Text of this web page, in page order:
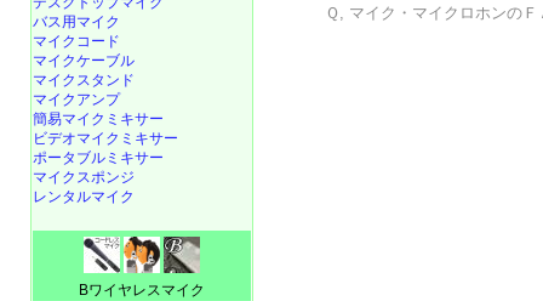
Ｑ
マイク・マイクロホンのＦ
バス用マイク
マイクコード
マイクケーブル
マイクスタンド
マイクアンプ
簡易マイクミキサー
ビデオマイクミキサー
ポータブルミキサー
マイクスポンジ
レンタルマイク
Bワイヤレスマイク